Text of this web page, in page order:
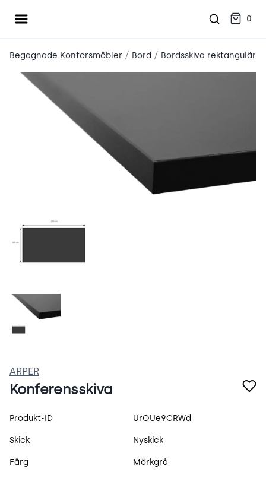
Öppna meny 0
Begagnade Kontorsmöbler / Bord / Bordsskiva rektangulär
FYEnxrWlBbIj.webp
ARPER
Konferensskiva
Produktspecifikation
Produkt-ID UrOUe9CRWd
Skick Nyskick
Färg Mörkgrå